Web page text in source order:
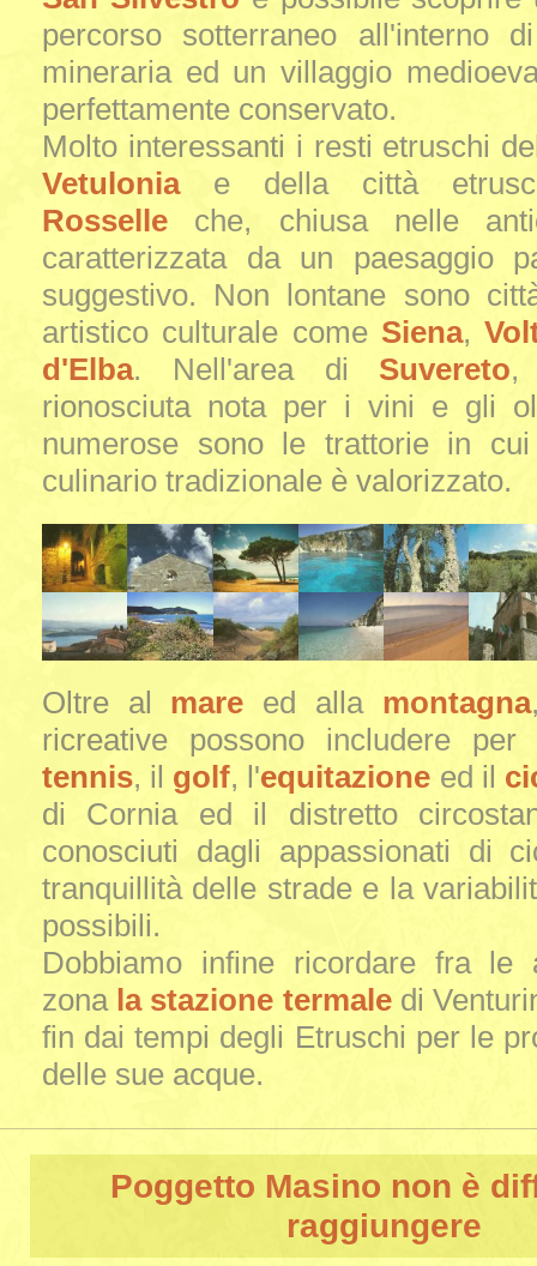
percorso sotterraneo all'interno
mineraria ed un villaggio
perfettamente conservato.
Molto interessanti i resti etruschi
Vetuloniae della città
Rosselle che, chiusa nelle
caratterizzata da un paesaggio
suggestivo. Non lontane sono
artistico culturale come Siena,
d'Elba. Nell'area di Suvereto,
rionosciuta nota per i vini e gli
numerose sono le trattorie in
culinario tradizionale è valorizzato.
Oltre al mare ed alla montagna
ricreative possono includere
tennis, il golf, l'equitazione ed il
di Cornia ed il distretto
conosciuti dagli appassionati di
tranquillità delle strade e la
possibili.
Dobbiamo infine ricordare fra le
zona la stazione termaledi
fin dai tempi degli Etruschi per le
delle sue acque.
Poggetto Masino non è
raggiungere